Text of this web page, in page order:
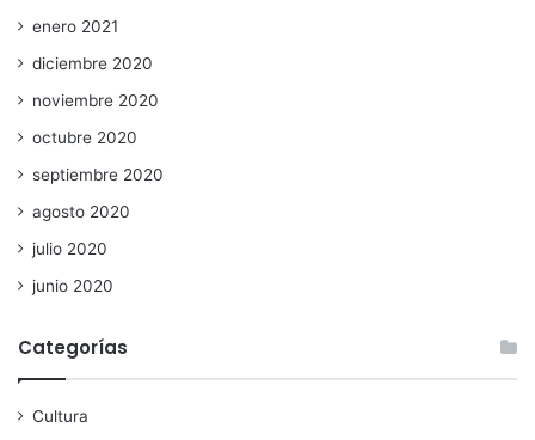
enero 2021
diciembre 2020
noviembre 2020
octubre 2020
septiembre 2020
agosto 2020
julio 2020
junio 2020
Categorías
Cultura